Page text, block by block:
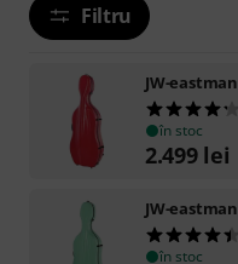
Filtru
JW-eastman
în stoc
2.499 lei
JW-eastman
în stoc